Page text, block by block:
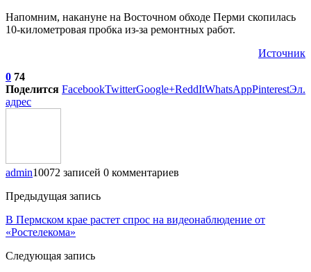
Напомним, накануне на Восточном обходе Перми скопилась
10-километровая пробка из-за ремонтных работ.
Источник
0 74
Поделится FacebookTwitterGoogle+ReddItWhatsAppPinterestЭл.
адрес
admin10072 записей 0 комментариев
Предыдущая запись
В Пермском крае растет спрос на видеонаблюдение от
«Ростелекома»
Следующая запись